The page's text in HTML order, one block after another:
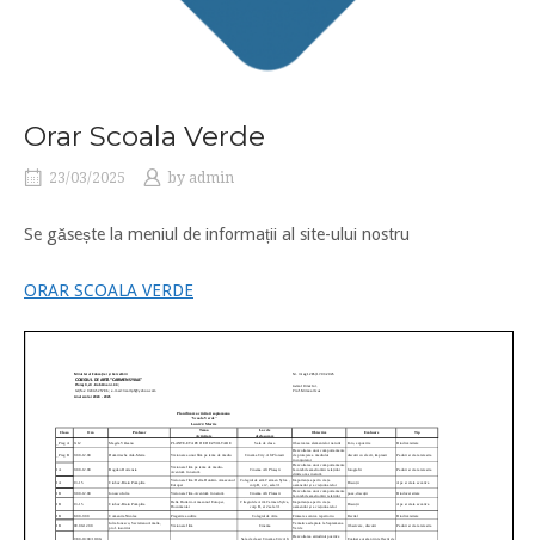
Orar Scoala Verde
23/03/2025 by admin
Se găsește la meniul de informații al site-ului nostru
ORAR SCOALA VERDE